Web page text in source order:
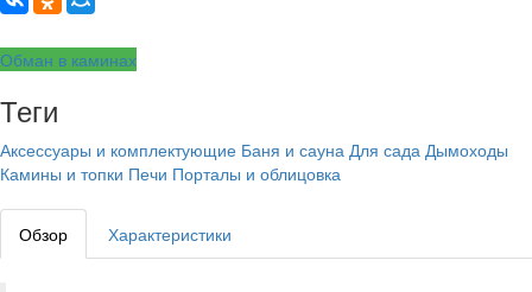
Обман в каминах
Теги
Аксессуары и комплектующие Баня и сауна Для сада Дымоходы
Камины и топки Печи Порталы и облицовка
Обзор Характеристики